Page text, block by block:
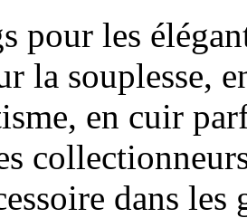
pour les
la souplesse,
en cuir
dans les